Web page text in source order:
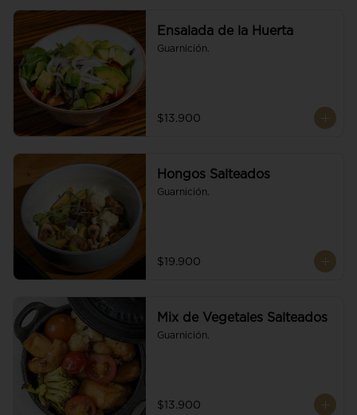
Ensalada de la Huerta
Guarnición.
$13.900
Hongos Salteados
Guarnición.
$19.900
Mix de Vegetales Salteados
Guarnición.
$13.900